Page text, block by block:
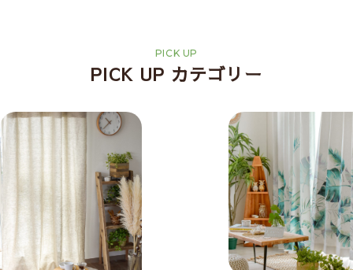
この条件で検索する
PICK UP
PICK UP カテゴリー